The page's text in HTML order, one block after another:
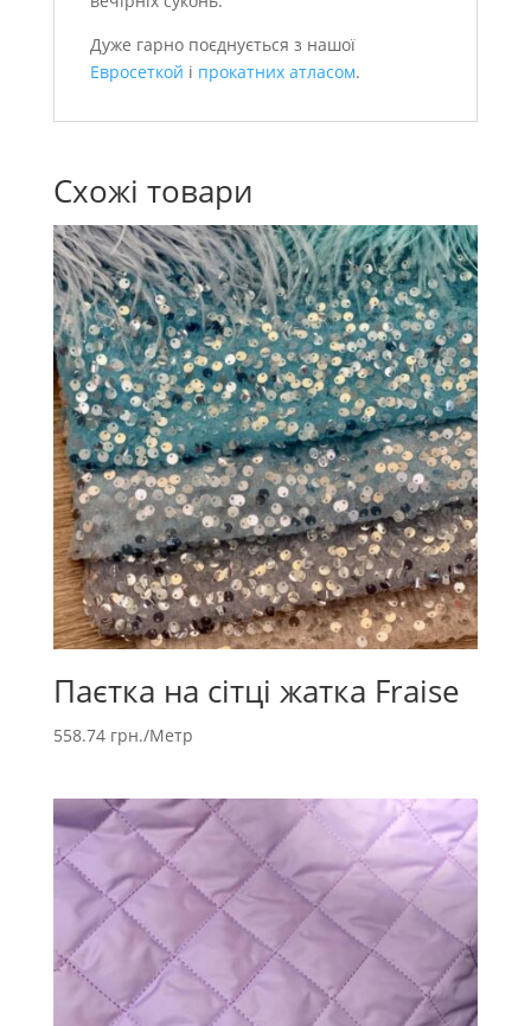
Дуже гарно поєднується з нашої
Евросеткой і прокатних атласом.
Схожі товари
Паєтка на сітці жатка Fraise
558.74 грн./Метр